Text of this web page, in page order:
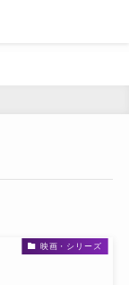
映画・シリーズ